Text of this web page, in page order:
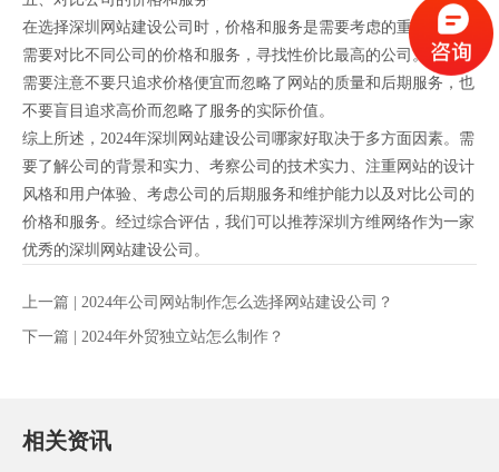
在选择深圳网站建设公司时，价格和服务是需要考虑的重要因素。
需要对比不同公司的价格和服务，寻找性价比最高的公司。同时，
需要注意不要只追求价格便宜而忽略了网站的质量和后期服务，也
不要盲目追求高价而忽略了服务的实际价值。
综上所述，2024年深圳网站建设公司哪家好取决于多方面因素。需
要了解公司的背景和实力、考察公司的技术实力、注重网站的设计
风格和用户体验、考虑公司的后期服务和维护能力以及对比公司的
价格和服务。经过综合评估，我们可以推荐深圳方维网络作为一家
优秀的深圳网站建设公司。
上一篇 | 2024年公司网站制作怎么选择网站建设公司？
下一篇 | 2024年外贸独立站怎么制作？
相关资讯